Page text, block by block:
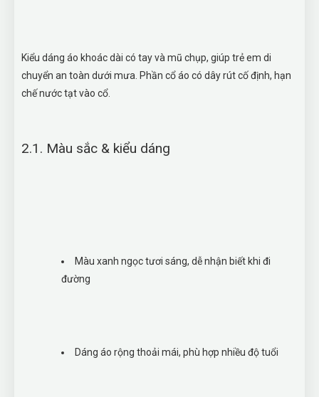
Kiểu dáng áo khoác dài có tay và mũ chụp, giúp trẻ em di
chuyển an toàn dưới mưa. Phần cổ áo có dây rút cố định, hạn
chế nước tạt vào cổ.
2.1. Màu sắc & kiểu dáng
Màu xanh ngọc tươi sáng, dễ nhận biết khi đi
đường
Dáng áo rộng thoải mái, phù hợp nhiều độ tuổi